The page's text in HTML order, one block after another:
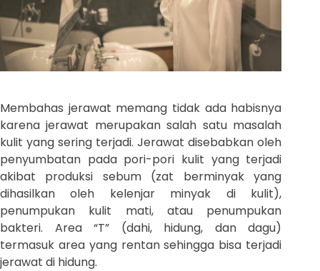
Membahas jerawat memang tidak ada habisnya
karena jerawat merupakan salah satu masalah
kulit yang sering terjadi. Jerawat disebabkan oleh
penyumbatan pada pori-pori kulit yang terjadi
akibat produksi sebum (zat berminyak yang
dihasilkan oleh kelenjar minyak di kulit),
penumpukan kulit mati, atau penumpukan
bakteri. Area “T” (dahi, hidung, dan dagu)
termasuk area yang rentan sehingga bisa terjadi
jerawat di hidung.